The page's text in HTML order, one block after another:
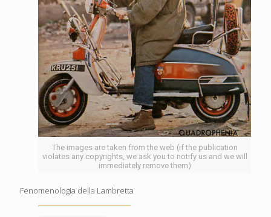
The images are taken from the web (if the publication
violates any copyrights, we ask you to notify us and we will
immediately remove them)
Fenomenologia della Lambretta